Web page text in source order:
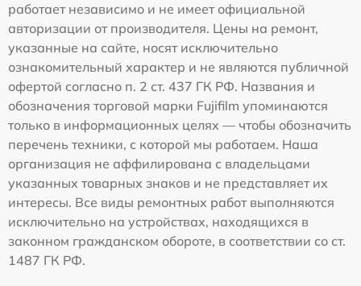
работает независимо и не имеет официальной
авторизации от производителя. Цены на ремонт,
указанные на сайте, носят исключительно
ознакомительный характер и не являются публичной
офертой согласно п. 2 ст. 437 ГК РФ. Названия и
обозначения торговой марки Fujifilm упоминаются
только в информационных целях — чтобы обозначить
перечень техники, с которой мы работаем. Наша
организация не аффилирована с владельцами
указанных товарных знаков и не представляет их
интересы. Все виды ремонтных работ выполняются
исключительно на устройствах, находящихся в
законном гражданском обороте, в соответствии со ст.
1487 ГК РФ.